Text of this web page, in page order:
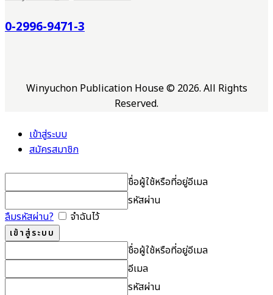
0-2996-9471-3
Winyuchon Publication House © 2026. All Rights
Reserved.
เข้าสู่ระบบ
สมัครสมาชิก
ชื่อผู้ใช้หรือที่อยู่อีเมล
รหัสผ่าน
ลืมรหัสผ่าน?
จำฉันไว้
ชื่อผู้ใช้หรือที่อยู่อีเมล
อีเมล
รหัสผ่าน